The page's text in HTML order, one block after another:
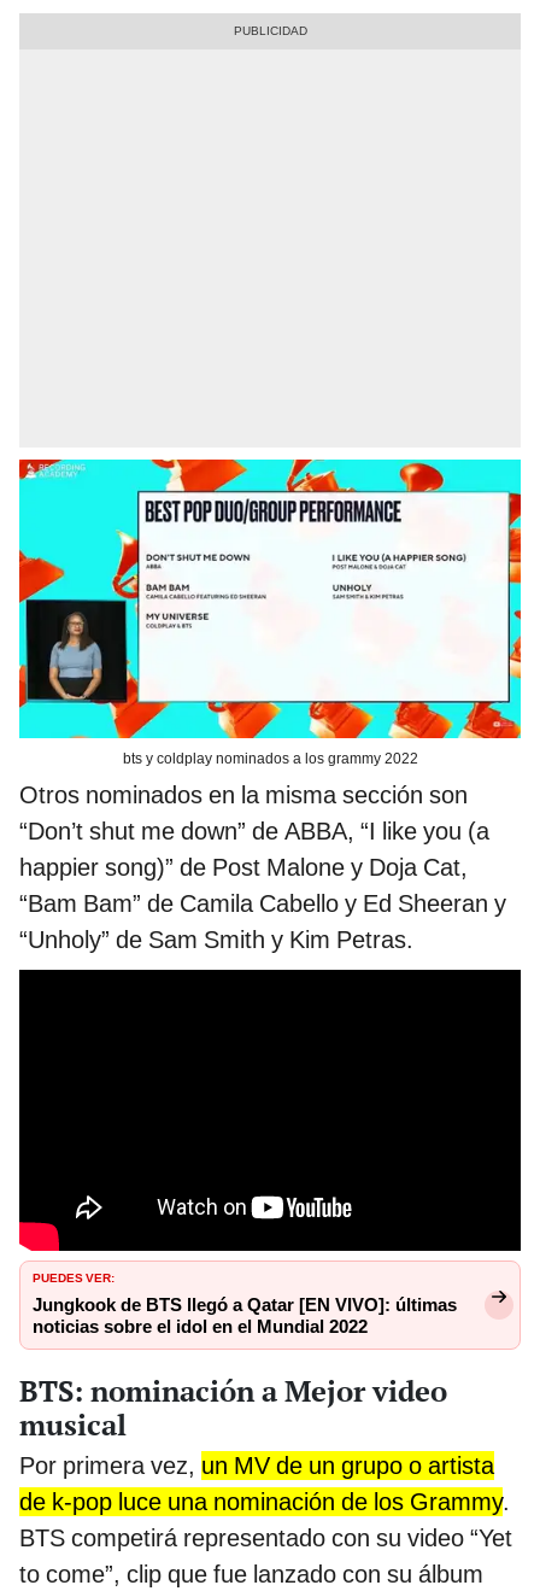
bts y coldplay nominados a los grammy 2022
Otros nominados en la misma sección son
“Don’t shut me down” de ABBA, “I like you (a
happier song)” de Post Malone y Doja Cat,
“Bam Bam” de Camila Cabello y Ed Sheeran y
“Unholy” de Sam Smith y Kim Petras.
PUEDES VER:
Jungkook de BTS llegó a Qatar [EN VIVO]: últimas
noticias sobre el idol en el Mundial 2022
BTS: nominación a Mejor video
musical
Por primera vez, un MV de un grupo o artista
de k-pop luce una nominación de los Grammy.
BTS competirá representado con su video “Yet
to come”, clip que fue lanzado con su álbum